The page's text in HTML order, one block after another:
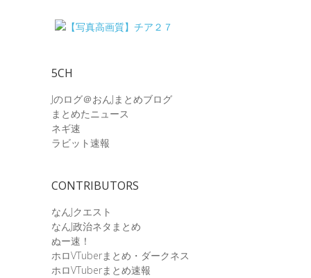
5CH
Jのログ＠おんJまとめブログ
まとめたニュース
ネギ速
ラビット速報
CONTRIBUTORS
なんJクエスト
なんJ政治ネタまとめ
ぬー速！
ホロVTuberまとめ・ダークネス
ホロVTuberまとめ速報